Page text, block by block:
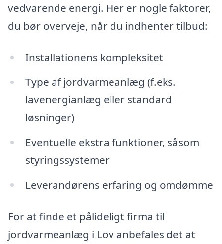
vedvarende energi. Her er nogle faktorer,
du bør overveje, når du indhenter tilbud:
Installationens kompleksitet
Type af jordvarmeanlæg (f.eks.
lavenergianlæg eller standard
løsninger)
Eventuelle ekstra funktioner, såsom
styringssystemer
Leverandørens erfaring og omdømme
For at finde et pålideligt firma til
jordvarmeanlæg i Lov anbefales det at